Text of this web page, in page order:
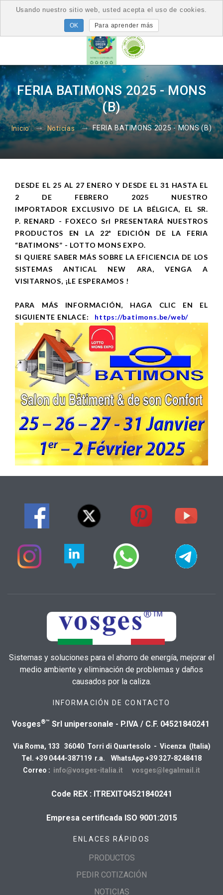
FERIA BATIMONS 2025 - MONS
(B)
Inicio Noticias FERIA BATIMONS 2025 - MONS (B)
DESDE EL 25 AL 27 ENERO Y DESDE EL 31 HASTA EL
2 DE FEBRERO 2025 NUESTRO
IMPORTADOR EXCLUSIVO DE LA BÉLGICA, EL SR.
P. RENARD - FOXECO Srl PRESENTARÁ NUESTROS
PRODUCTOS EN LA 22ª EDICIÓN DE LA FERIA
“BATIMONS” - LOTTO MONS EXPO.
SI QUIERE SABER MÁS SOBRE LA EFICIENCIA DE LOS
SISTEMAS ANTICAL NEW ARA, VENGA A
VISITARNOS, ¡LE ESPERAMOS !
PARA MÁS INFORMACIÓN, HAGA CLIC EN EL
SIGUIENTE ENLACE: https://batimons.be/web/
Sistemas y soluciones para el ahorro de energía, mejorar el
medio ambiente y eliminación de problemas y daños
causados por la caliza.
INFORMACIÓN DE CONTACTO
Vosges®™ Srl unipersonale - P.IVA / C.F. 04521840241
Via Roma, 133 36040 Torri di Quartesolo - Vicenza (Italia)
Tel. +39 0444-387119 r.a. WhatsApp +39 327-8248418
Correo : info@vosges-italia.it vosges@legalmail.it
Code REX : ITREXIT04521840241
Empresa certificada ISO 9001:2015
ENLACES RÁPIDOS
PRODUCTOS
PEDIR COTIZACIÓN
NOTICIAS
Usando nuestro sitio web, usted acepta el uso de cookies.
Para aprender más